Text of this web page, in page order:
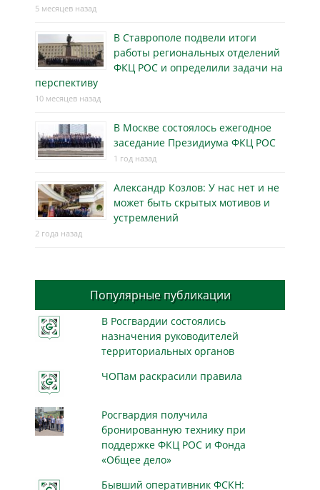
5 месяцев назад
В Ставрополе подвели итоги
работы региональных отделений
ФКЦ РОС и определили задачи на
перспективу
10 месяцев назад
В Москве состоялось ежегодное
заседание Президиума ФКЦ РОС
1 год назад
Александр Козлов: У нас нет и не
может быть скрытых мотивов и
устремлений
2 года назад
Популярные публикации
В Росгвардии состоялись
назначения руководителей
территориальных органов
ЧОПам раскрасили правила
Росгвардия получила
бронированную технику при
поддержке ФКЦ РОС и Фонда
«Общее дело»
Бывший оперативник ФСКН: